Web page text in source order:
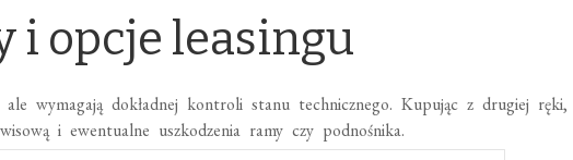
i opcje leasingu
wymagają dokładnej kontroli stanu technicznego. Kupując z drugiej ręki,
i ewentualne uszkodzenia ramy czy podnośnika.